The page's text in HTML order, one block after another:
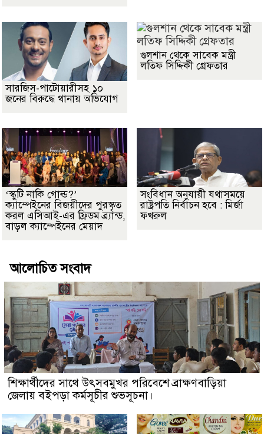
সারজিস-পাটোয়ারীসহ ১০
জনের বিরুদ্ধে থানায় অভিযোগ
গুলশান থেকে সাবেক মন্ত্রী
লতিফ সিদ্দিকী গ্রেফতার
‘স্কুটি নাকি গোল্ড?’
ক্যাম্পেইনের বিজয়ীদের পুরস্কৃত
করল এসিআই-এর ফ্রিডম ব্র্যান্ড,
বাড়ল ক্যাম্পেইনের মেয়াদ
সংবিধান অনুযায়ী যথাসময়ে
রাষ্ট্রপতি নির্বাচন হবে : মির্জা
ফখরুল
আলোচিত সংবাদ
শিক্ষার্থীদের সাথে উৎসবমুখর পরিবেশে ব্রাক্ষণবাড়িয়া
জেলায় বইপড়া কর্মসূচীর শুভসূচনা।